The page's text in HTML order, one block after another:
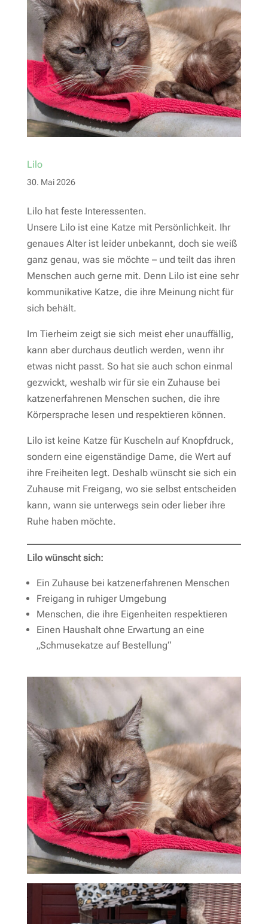
Lilo
30. Mai 2026
Lilo hat feste Interessenten.
Unsere Lilo ist eine Katze mit Persönlichkeit. Ihr
genaues Alter ist leider unbekannt, doch sie weiß
ganz genau, was sie möchte – und teilt das ihren
Menschen auch gerne mit. Denn Lilo ist eine sehr
kommunikative Katze, die ihre Meinung nicht für
sich behält.
Im Tierheim zeigt sie sich meist eher unauffällig,
kann aber durchaus deutlich werden, wenn ihr
etwas nicht passt. So hat sie auch schon einmal
gezwickt, weshalb wir für sie ein Zuhause bei
katzenerfahrenen Menschen suchen, die ihre
Körpersprache lesen und respektieren können.
Lilo ist keine Katze für Kuscheln auf Knopfdruck,
sondern eine eigenständige Dame, die Wert auf
ihre Freiheiten legt. Deshalb wünscht sie sich ein
Zuhause mit Freigang, wo sie selbst entscheiden
kann, wann sie unterwegs sein oder lieber ihre
Ruhe haben möchte.
Lilo wünscht sich:
Ein Zuhause bei katzenerfahrenen Menschen
Freigang in ruhiger Umgebung
Menschen, die ihre Eigenheiten respektieren
Einen Haushalt ohne Erwartung an eine
„Schmusekatze auf Bestellung“